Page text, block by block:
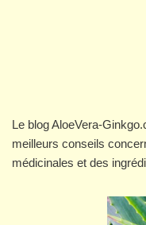
Le blog AloeVera-
meilleurs conseils
médicinales et des